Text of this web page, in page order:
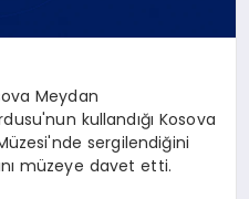
Meydan
kullandığı Kosova
sergilendiğini
müzeye davet etti.